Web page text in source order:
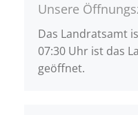
Unsere
Das Landratsamt
07:30 Uhr ist das
geöffnet.